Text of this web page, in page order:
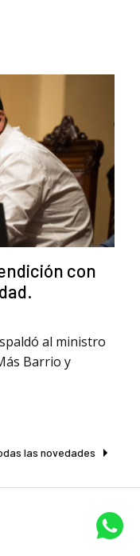
con
al ministro
Barrio y
las novedades